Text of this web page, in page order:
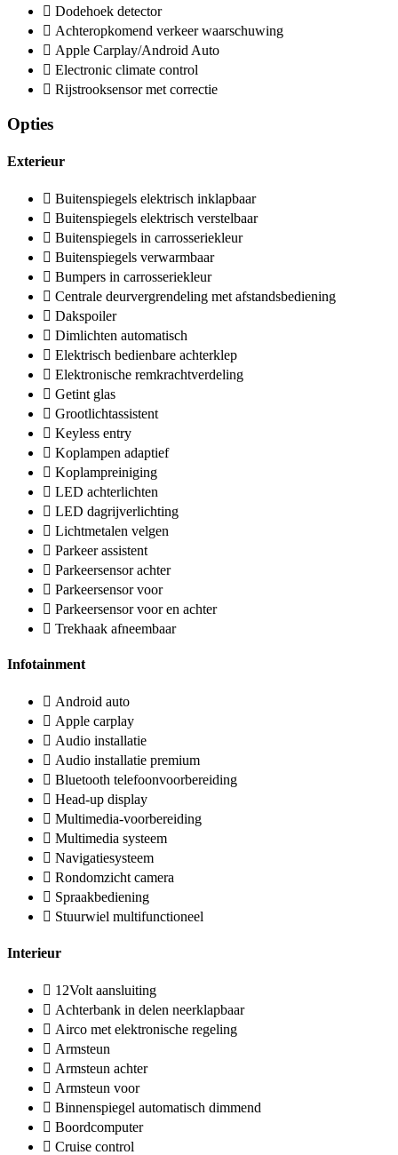
Dodehoek detector
Achteropkomend verkeer waarschuwing
Apple Carplay/Android Auto
Electronic climate control
Rijstrooksensor met correctie
Opties
Exterieur
Buitenspiegels elektrisch inklapbaar
Buitenspiegels elektrisch verstelbaar
Buitenspiegels in carrosseriekleur
Buitenspiegels verwarmbaar
Bumpers in carrosseriekleur
Centrale deurvergrendeling met afstandsbediening
Dakspoiler
Dimlichten automatisch
Elektrisch bedienbare achterklep
Elektronische remkrachtverdeling
Getint glas
Grootlichtassistent
Keyless entry
Koplampen adaptief
Koplampreiniging
LED achterlichten
LED dagrijverlichting
Lichtmetalen velgen
Parkeer assistent
Parkeersensor achter
Parkeersensor voor
Parkeersensor voor en achter
Trekhaak afneembaar
Infotainment
Android auto
Apple carplay
Audio installatie
Audio installatie premium
Bluetooth telefoonvoorbereiding
Head-up display
Multimedia-voorbereiding
Multimedia systeem
Navigatiesysteem
Rondomzicht camera
Spraakbediening
Stuurwiel multifunctioneel
Interieur
12Volt aansluiting
Achterbank in delen neerklapbaar
Airco met elektronische regeling
Armsteun
Armsteun achter
Armsteun voor
Binnenspiegel automatisch dimmend
Boordcomputer
Cruise control